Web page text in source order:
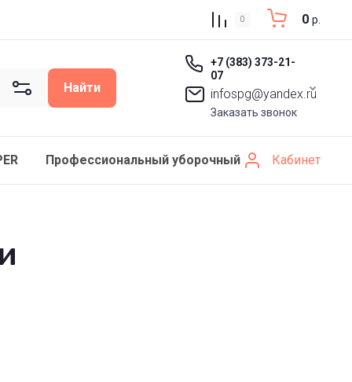
0 0 р.
Найти
+7 (383) 373-21-
07
infospg@yandex.ru
Заказать звонок
Профессиональный уборочный инвентарь
Кабинет